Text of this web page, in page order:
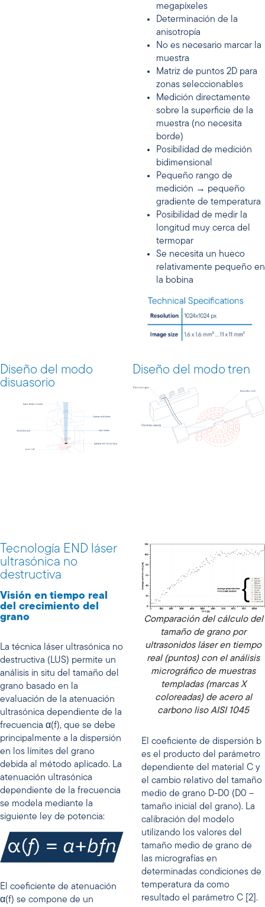
megapíxeles
Determinación de la
anisotropía
No es necesario marcar la
muestra
Matriz de puntos 2D para
zonas seleccionables
Medición directamente
sobre la superficie de la
muestra (no necesita
borde)
Posibilidad de medición
bidimensional
Pequeño rango de
medición → pequeño
gradiente de temperatura
Posibilidad de medir la
longitud muy cerca del
termopar
Se necesita un hueco
relativamente pequeño en
la bobina
Diseño del modo
disuasorio
Diseño del modo tren
Tecnología END láser
ultrasónica no
destructiva
Visión en tiempo real
del crecimiento del
grano
La técnica láser ultrasónica no
destructiva (LUS) permite un
análisis in situ del tamaño del
grano basado en la
evaluación de la atenuación
ultrasónica dependiente de la
frecuencia α(f), que se debe
principalmente a la dispersión
en los límites del grano
debida al método aplicado. La
atenuación ultrasónica
dependiente de la frecuencia
se modela mediante la
siguiente ley de potencia:
El coeficiente de atenuación
α(f) se compone de un
Comparación del cálculo del
tamaño de grano por
ultrasonidos láser en tiempo
real (puntos) con el análisis
micrográfico de muestras
templadas (marcas X
coloreadas) de acero al
carbono liso AISI 1045
El coeficiente de dispersión b
es el producto del parámetro
dependiente del material C y
el cambio relativo del tamaño
medio de grano D-D0 (D0 –
tamaño inicial del grano). La
calibración del modelo
utilizando los valores del
tamaño medio de grano de
las micrografías en
determinadas condiciones de
temperatura da como
resultado el parámetro C [2].